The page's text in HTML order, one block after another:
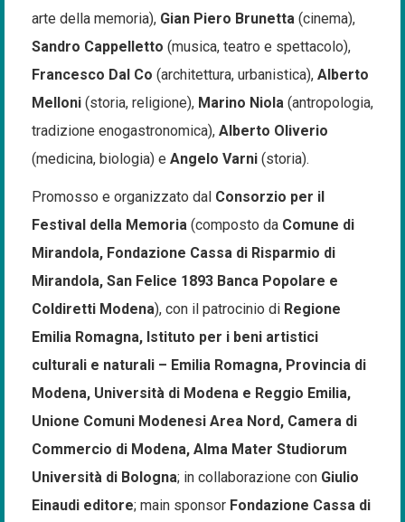
arte della memoria), Gian Piero Brunetta (cinema),
Sandro Cappelletto (musica, teatro e spettacolo),
Francesco Dal Co (architettura, urbanistica), Alberto
Melloni (storia, religione), Marino Niola (antropologia,
tradizione enogastronomica), Alberto Oliverio
(medicina, biologia) e Angelo Varni (storia).
Promosso e organizzato dal Consorzio per il
Festival della Memoria (composto da Comune di
Mirandola, Fondazione Cassa di Risparmio di
Mirandola, San Felice 1893 Banca Popolare e
Coldiretti Modena), con il patrocinio di Regione
Emilia Romagna, Istituto per i beni artistici
culturali e naturali – Emilia Romagna, Provincia di
Modena, Università di Modena e Reggio Emilia,
Unione Comuni Modenesi Area Nord, Camera di
Commercio di Modena, Alma Mater Studiorum
Università di Bologna; in collaborazione con Giulio
Einaudi editore; main sponsor Fondazione Cassa di